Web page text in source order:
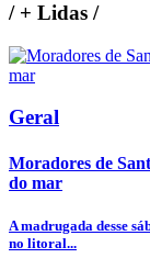
/+ Lidas /
Geral
Moradores de
do mar
A madrugada desse
no litoral...